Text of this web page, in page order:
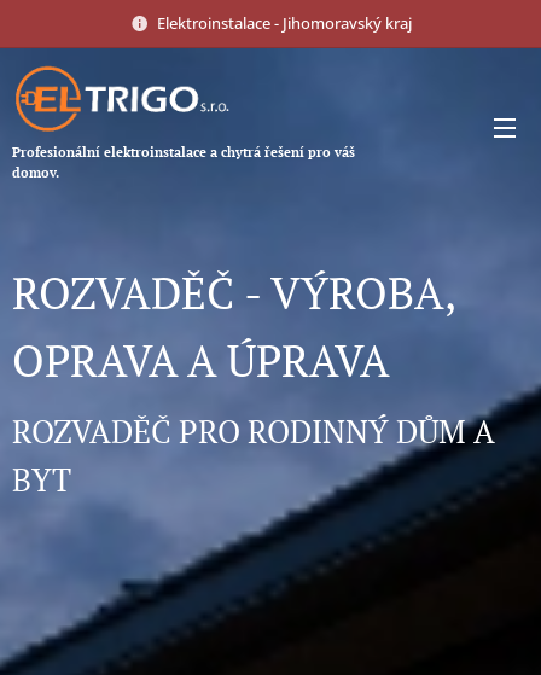
Elektroinstalace - Jihomoravský kraj
Profesionální elektroinstalace a chytrá řešení pro váš
domov.
ROZVADĚČ - VÝROBA,
OPRAVA A ÚPRAVA
ROZVADĚČ PRO RODINNÝ DŮM A
BYT